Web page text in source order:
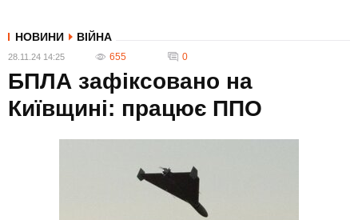
НОВИНИ ВІЙНА
28.11.24 14:25 655 0
БПЛА зафіксовано на
Київщині: працює ППО